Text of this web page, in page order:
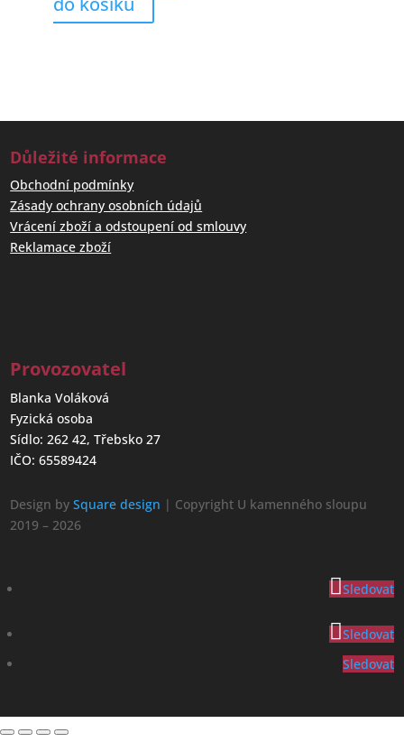
Důležité informace
Obchodní podmínky
Zásady ochrany osobních údajů
Vrácení zboží a odstoupení od smlouvy
Reklamace zboží
Provozovatel
Blanka Voláková
Fyzická osoba
Sídlo: 262 42, Třebsko 27
IČO: 65589424
Design bySquare design | Copyright U kamenného sloupu
2019 – 2026
Sledovat
Sledovat
Sledovat